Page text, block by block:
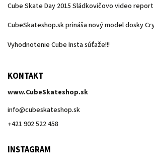
Cube Skate Day 2015 Sládkovičovo video report
CubeSkateshop.sk prináša nový model dosky
Vyhodnotenie Cube Insta súťaže!!!
KONTAKT
www.CubeSkateshop.sk
info@cubeskateshop.sk
+421 902 522 458
INSTAGRAM